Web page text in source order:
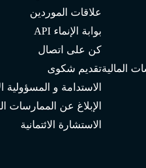
المالية
علاقات الموردين
بوابة الإنماء API
كن على اتصال
تقديم شكوى
الاستدامة و المسؤولية
الإبلاغ عن الممارسات
الاستشارة الائتمانية